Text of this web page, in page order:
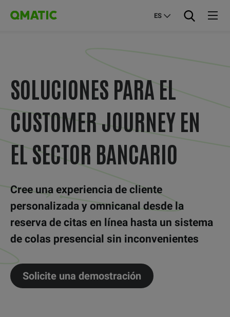
ES
SOLUCIONES PARA EL
CUSTOMER JOURNEY EN
EL SECTOR BANCARIO
Cree una experiencia de cliente
personalizada y omnicanal desde la
reserva de citas en línea hasta un sistema
de colas presencial sin inconvenientes
Solicite una demostración